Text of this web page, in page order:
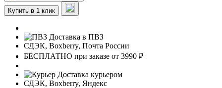
Купить в 1 клик
Доставка в ПВЗ
СДЭК, Boxberry, Почта России
БЕСПЛАТНО при заказе от 3990 ₽
Доставка курьером
СДЭК, Boxberry, Яндекс